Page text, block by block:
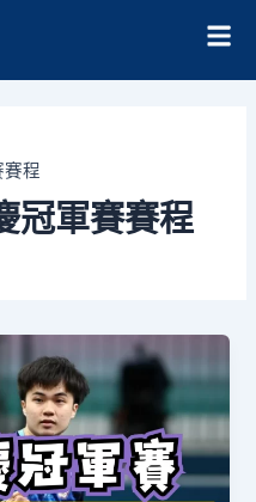
程
冠軍賽賽程